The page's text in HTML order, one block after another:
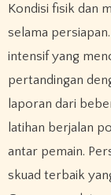
Kondisi fisik dan
selama
intensif yang
pertandingan
laporan dari
latihan berjalan
antar pemain.
skuad terbaik